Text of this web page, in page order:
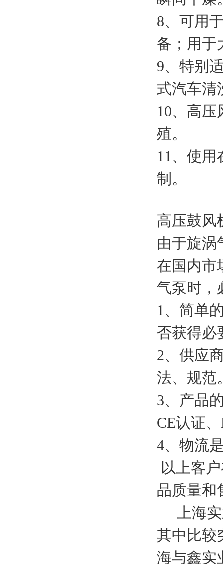
8、可用
备；用于
9、特别
式汽车清
10、高
殖。
11、使
制。
高压鼓风
由于旋涡
在国内市
气泵时，
1、简单
否获得必
2、供应
法、规范
3、产品
CE认证
4、物流
以上客
品质量和
上海实
其中比较
海与鑫实